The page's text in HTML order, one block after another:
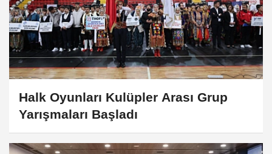
Halk Oyunları Kulüpler Arası Grup
Yarışmaları Başladı